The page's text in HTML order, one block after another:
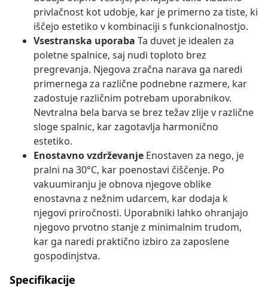
privlačnost kot udobje, kar je primerno za tiste, ki
iščejo estetiko v kombinaciji s funkcionalnostjo.
Vsestranska uporaba Ta duvet je idealen za
poletne spalnice, saj nudi toploto brez
pregrevanja. Njegova zračna narava ga naredi
primernega za različne podnebne razmere, kar
zadostuje različnim potrebam uporabnikov.
Nevtralna bela barva se brez težav zlije v različne
sloge spalnic, kar zagotavlja harmonično
estetiko.
Enostavno vzdrževanje Enostaven za nego, je
pralni na 30°C, kar poenostavi čiščenje. Po
vakuumiranju je obnova njegove oblike
enostavna z nežnim udarcem, kar dodaja k
njegovi priročnosti. Uporabniki lahko ohranjajo
njegovo prvotno stanje z minimalnim trudom,
kar ga naredi praktično izbiro za zaposlene
gospodinjstva.
Specifikacije